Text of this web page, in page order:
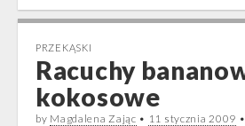
PRZEKĄSKI
Racuchy
kokosowe
by Magdalena Zając • 11 stycznia 2009